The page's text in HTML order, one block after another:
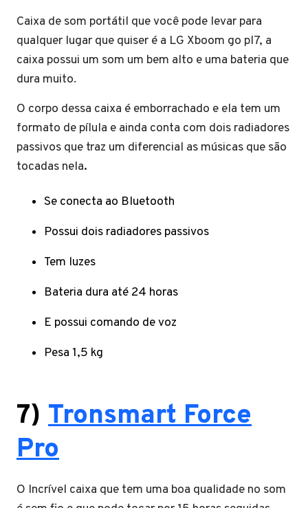
Caixa de som portátil que você pode levar para
qualquer lugar que quiser é a LG Xboom go pl7, a
caixa possui um som um bem alto e uma bateria que
dura muito.
O corpo dessa caixa é emborrachado e ela tem um
formato de pílula e ainda conta com dois radiadores
passivos que traz um diferencial as músicas que são
tocadas nela.
Se conecta ao Bluetooth
Possui dois radiadores passivos
Tem luzes
Bateria dura até 24 horas
E possui comando de voz
Pesa 1,5 kg
7) Tronsmart Force
Pro
O Incrível caixa que tem uma boa qualidade no som